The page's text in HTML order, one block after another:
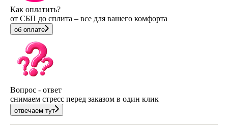
Как оплатить?
от СБП до сплита – все для вашего комфорта
об оплате
Вопрос - ответ
снимаем стресс перед заказом в один клик
отвечаем тут